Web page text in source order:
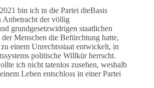
bin ich in die Partei dieBasis
Anbetracht der völlig
grundgesetzwidrigen staatlichen
Menschen die Befürchtung hatte,
einem Unrechtsstaat entwickelt, in
politische Willkür herrscht.
ich nicht tatenlos zusehen, weshalb
Leben entschloss in einer Partei